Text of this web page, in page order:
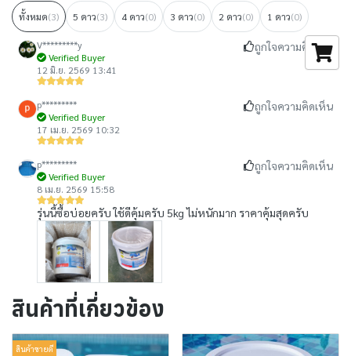
ทั้งหมด(3) 5 ดาว(3) 4 ดาว(0) 3 ดาว(0) 2 ดาว(0) 1 ดาว(0)
V*********y
Verified Buyer
12 มิ.ย. 2569 13:41
ถูกใจความคิดเห็น
p*********
Verified Buyer
17 เม.ย. 2569 10:32
ถูกใจความคิดเห็น
p*********
Verified Buyer
8 เม.ย. 2569 15:58
รุ่นนี้ซื้อบ่อยครับ ใช้ดีคุ้มครับ 5kg ไม่หนักมาก ราคาคุ้มสุดครับ
ถูกใจความคิดเห็น
สินค้าที่เกี่ยวข้อง
สินค้าขายดี